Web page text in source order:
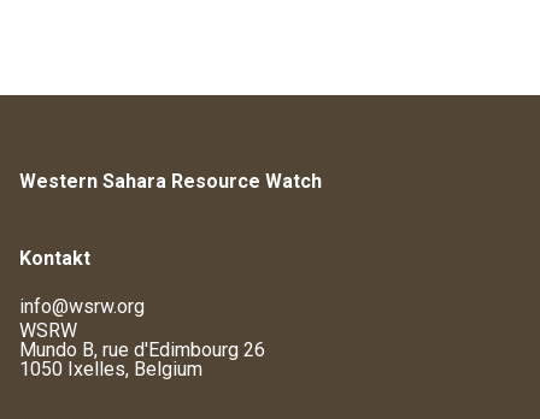
Western Sahara Resource Watch
Kontakt
info@wsrw.org
WSRW
Mundo B, rue d'Edimbourg 26
1050 Ixelles, Belgium